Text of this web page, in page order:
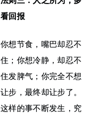
看回报
你想节食，嘴巴却忍不
住；你想冷静，却忍不
住发脾气；你完全不想
让步，最终却让步了。
这样的事不断发生，究